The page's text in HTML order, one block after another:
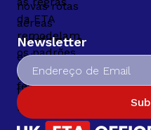
Newsletter